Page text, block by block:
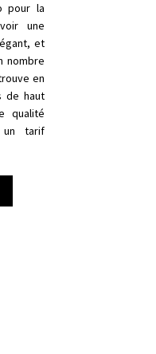
pour la
une
et
nombre
en
de haut
qualité
un tarif